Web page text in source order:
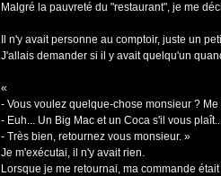
Malgré la pauvreté du "restaurant", je me
Il n'y avait personne au comptoir, juste un
J'allais demander si il y avait quelqu'un
«
- Vous voulez quelque-chose monsieur ?
- Euh... Un Big Mac et un Coca s'il vous
- Très bien, retournez vous monsieur. »
Je m'exécutai, il n'y avait rien.
Lorsque je me retournai, ma commande